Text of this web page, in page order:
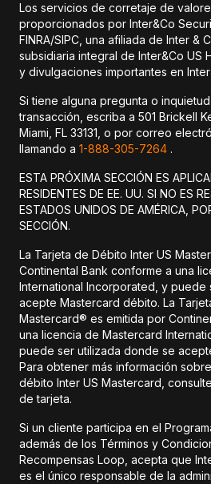
Los servicios de corretaje de
proporcionados por Inter&Co
FINRA/SIPC, una afiliada de Inter &
subsidiaria integral de Inter&Co US
y divulgaciones importantes en
Si tiene alguna pregunta o
transacción, escriba a 501 Brickell
Miami, FL 33131, o por correo
llamando a 1-888-305-7264 .
ESTA PRÓXIMA SECCIÓN ES
RESIDENTES DE EE. UU. SI NO ES
ESTADOS UNIDOS DE AMÉRICA,
SECCIÓN.
La Tarjeta de Débito Inter US
Continental Bank conforme a una
International Incorporated, y puede
acepte Mastercard débito. La
Mastercard® es emitida por
una licencia de Mastercard
puede ser utilizada donde se
Para obtener más información
débito Inter US Mastercard,
de tarjeta.
Si un cliente participa en el
además de los Términos y
Recompensas Loop, acepta que
es el único responsable de la